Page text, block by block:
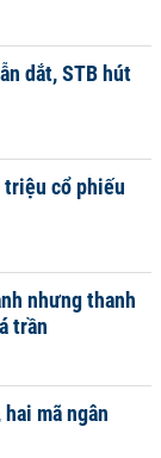
dắt, STB hút
triệu cổ phiếu
nhưng thanh
trần
mã ngân